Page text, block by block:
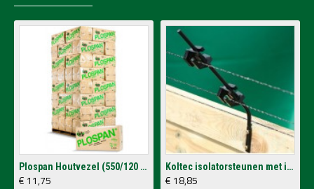
Plospan Houtvezel (550/120 Ltr.)
€ 11,75
Koltec isolatorsteunen met isolatoren voor op schutting (4 stuks)
€ 18,85